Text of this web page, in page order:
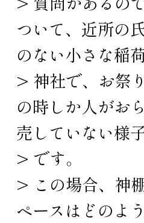
ついて、近所の
のない小さな稲
> 神社で、お祭
の時しか人がお
売していない様
> です。
> この場合、神
ペースはどのよ